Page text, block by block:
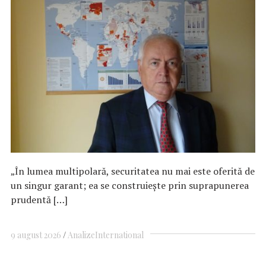
„În lumea multipolară, securitatea nu mai este oferită de
un singur garant; ea se construiește prin suprapunerea
prudentă […]
9 august 2026 AnalizeInternational